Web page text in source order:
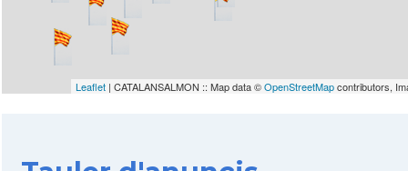
Leaflet | CATALANSALMON :: Map data ©OpenStreetMapcontributors,